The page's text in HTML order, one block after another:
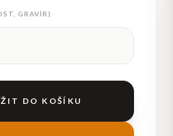
GRAVÍR)
DO KOŠÍKU